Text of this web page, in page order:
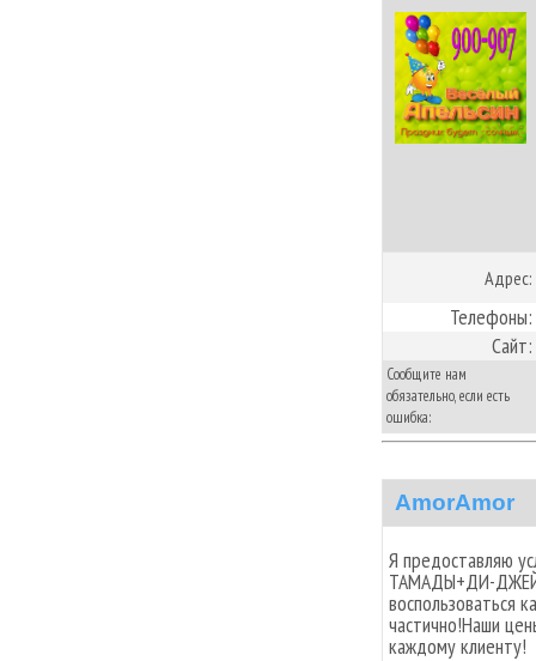
Адрес:
Телефоны:
Сайт:
Сообщите нам
обязательно, если есть
ошибка:
AmorAmor
Я предоставляю
ТАМАДЫ+ДИ-ДЖЕЙ
воспользоваться
частично!Наши
каждому клиенту!